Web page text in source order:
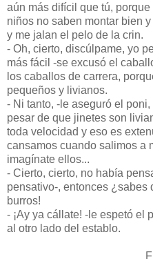
aún más difícil que tú,
niños no saben montar bien
y me jalan el pelo de la crin.
- Oh, cierto, discúlpame, yo
más fácil -se excusó el
los caballos de carrera,
pequeños y livianos.
- Ni tanto, -le aseguró el
pesar de que jinetes son
toda velocidad y eso es
cansamos cuando salimos a
imagínate ellos...
- Cierto, cierto, no había
pensativo-, entonces ¿sabes
burros!
- ¡Ay ya cállate! -le espetó el
al otro lado del establo.